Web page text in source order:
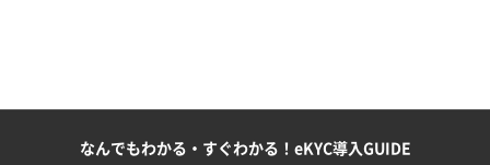
なんでもわかる・すぐわかる！eKYC導入GUIDE